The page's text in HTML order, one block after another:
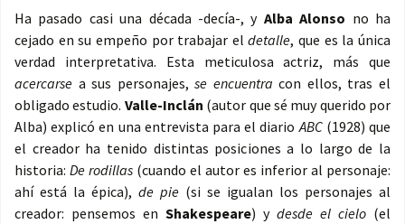
Ha pasado casi una década -decía-, y Alba Alonso no ha
cejado en su empeño por trabajar eldetalle, que es la única
verdad interpretativa. Esta meticulosa actriz, más que
acercarse a sus personajes,se encuentra con ellos, tras el
obligado estudio. Valle-Inclán (autor que sé muy querido por
Alba) explicó en una entrevista para el diarioABC(1928) que
el creador ha tenido distintas posiciones a lo largo de la
historia: De rodillas (cuando el autor es inferior al personaje:
ahí está la épica), de pie (si se igualan los personajes al
creador: pensemos en Shakespeare) y desde el cielo (el